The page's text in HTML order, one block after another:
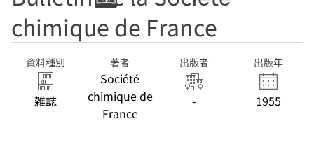
France
chimique de France
資料種別
雑誌
著者
Société
chimique de
France
出版者
-
出版年
1955